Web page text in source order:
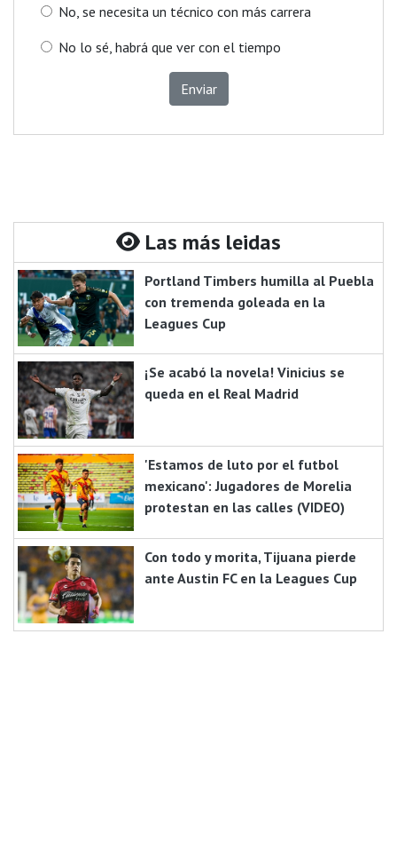
No, se necesita un técnico con más carrera
No lo sé, habrá que ver con el tiempo
Enviar
Las más leidas
Portland Timbers humilla al Puebla
con tremenda goleada en la
Leagues Cup
¡Se acabó la novela! Vinicius se
queda en el Real Madrid
'Estamos de luto por el futbol
mexicano': Jugadores de Morelia
protestan en las calles (VIDEO)
Con todo y morita, Tijuana pierde
ante Austin FC en la Leagues Cup